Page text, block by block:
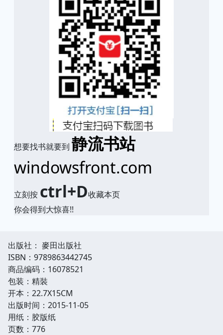
想要找书就要到 静流书站
windowsfront.com
立刻按 ctrl+D收藏本页
你会得到大惊喜!!
出版社： 麥田出版社
ISBN：9789863442745
商品编码：16078521
包装：精裝
开本：22.7X15CM
出版时间：2015-11-05
用纸：胶版纸
页数：776